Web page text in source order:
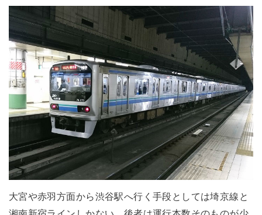
大宮や赤羽方面から渋谷駅へ行く手段としては埼京線と